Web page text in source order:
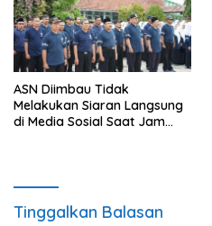
ASN Diimbau Tidak
Melakukan Siaran Langsung
di Media Sosial Saat Jam
Tinggalkan Balasan